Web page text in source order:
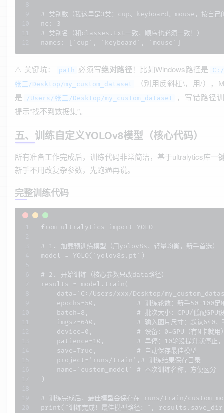
# 类别数（我这里是3类：cup、keyboard、mouse，按自己
nc: 3
# 类别名（和classes.txt一致，顺序也必须一致！）
names: ['cup', 'keyboard', 'mouse']
⚠️ 关键坑： path 必须写绝对路径！比如Windows路径是
张三/Desktop/my_custom_dataset
（别用反斜杠\，用/），
是
/Users/张三/Desktop/my_custom_dataset
，写错路径
提示“找不到数据集”。
五、训练自定义YOLOv8模型（核心代码）
所有准备工作完成后，训练代码非常简洁，基于ultralytics库一
新手不用改复杂参数，先跑通再说。
完整训练代码
from ultralytics import YOLO
# 1. 加载预训练模型（用yolov8s，轻量均衡，新手首选）
model = YOLO('yolov8s.pt')
# 2. 开始训练（核心参数只改data路径）
results = model.train(
data='C:/Users/xxx/Desktop/
epochs=50,          # 训练轮数：新手50-100足够
batch=8,            # 批次大小：CPU/低配GPU
imgsz=640,          # 输入图片尺寸：默认640，
device=0,           # 设备：0=GPU（有N卡就用
patience=10,        # 早停：10轮没提升就停止，
    save=True,          # 自动保存最佳模型
    project='runs/train',# 训练结果保存目录
    name='custom_model' # 本次训练名称，方便区分
)
# 训练完成后，最佳模型会保存在 runs/train/
print("训练完成！最佳模型路径：",